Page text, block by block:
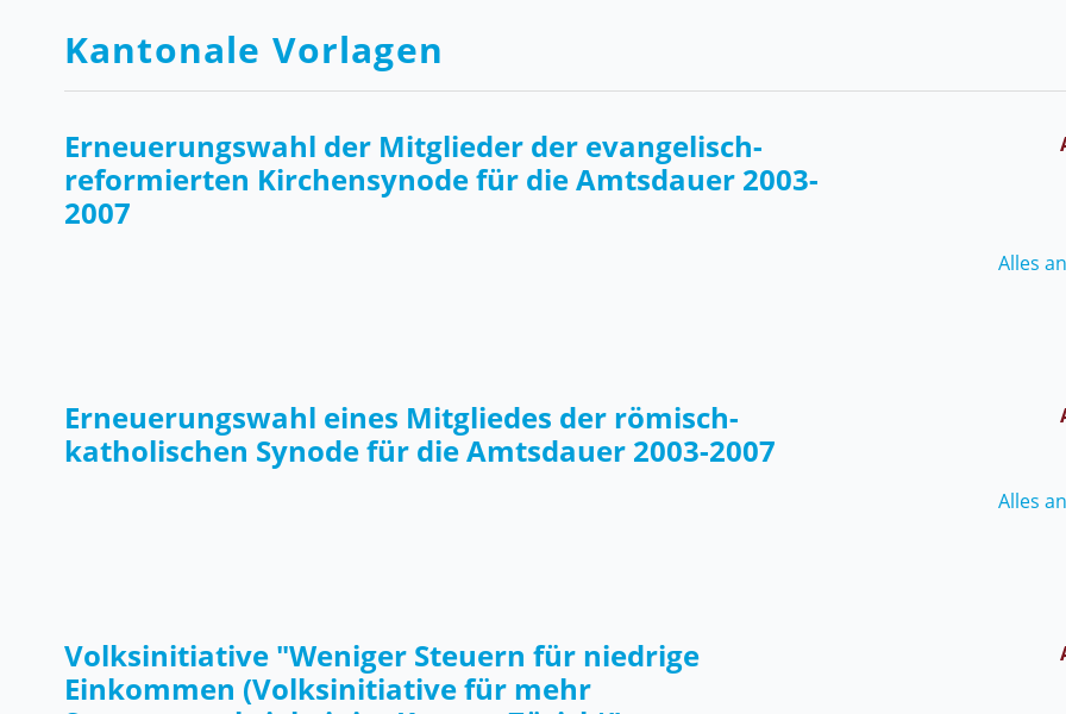
Kantonale Vorlagen
Erneuerungswahl der Mitglieder der evangelisch-
reformierten Kirchensynode für die Amtsdauer 2003-
2007
Alles
Erneuerungswahl eines Mitgliedes der römisch-
katholischen Synode für die Amtsdauer 2003-2007
Alles
Volksinitiative "Weniger Steuern für niedrige
Einkommen (Volksinitiative für mehr